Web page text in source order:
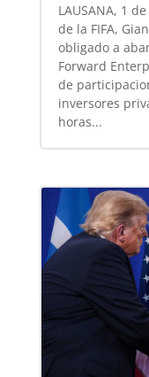
LAUSANA, 1
de la FIFA,
obligado a
Forward
de
inversores
horas...